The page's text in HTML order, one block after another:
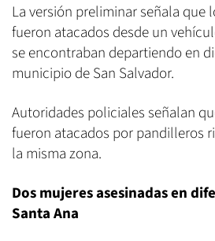
La versión preliminar señala que
fueron atacados desde un
se encontraban departiendo en
municipio de San Salvador.
Autoridades policiales señalan
fueron atacados por pandilleros
la misma zona.
Dos mujeres asesinadas en
Santa Ana